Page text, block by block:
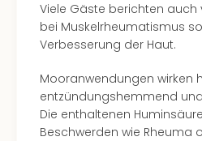
Viele Gäste berichten auch
bei Muskelrheumatismus
Verbesserung der Haut.
Mooranwendungen wirken
entzündungshemmend
Die enthaltenen
Beschwerden wie Rheuma